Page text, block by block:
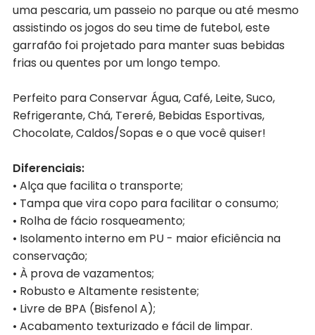
uma pescaria, um passeio no parque ou até mesmo
assistindo os jogos do seu time de futebol, este
garrafão foi projetado para manter suas bebidas
frias ou quentes por um longo tempo.
Perfeito para Conservar Água, Café, Leite, Suco,
Refrigerante, Chá, Tereré, Bebidas Esportivas,
Chocolate, Caldos/Sopas e o que você quiser!
Diferenciais:
• Alça que facilita o transporte;
• Tampa que vira copo para facilitar o consumo;
• Rolha de fácio rosqueamento;
• Isolamento interno em PU - maior eficiência na
conservação;
• À prova de vazamentos;
• Robusto e Altamente resistente;
• Livre de BPA (Bisfenol A);
• Acabamento texturizado e fácil de limpar.